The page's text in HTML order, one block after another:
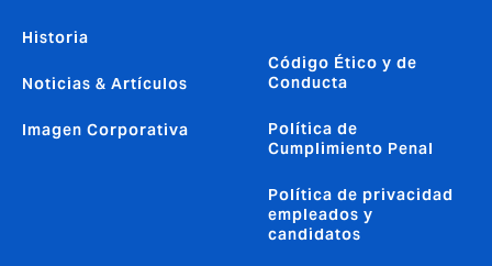
Historia
Noticias & Artículos
Imagen Corporativa
Código Ético y de
Conducta
Política de
Cumplimiento Penal
Política de privacidad
empleados y
candidatos